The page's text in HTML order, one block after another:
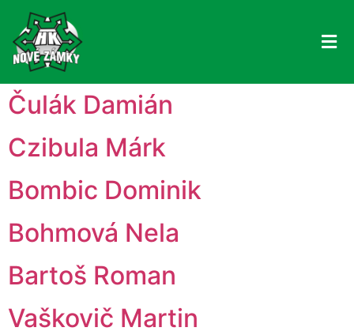
Čulák Damián
Czibula Márk
Bombic Dominik
Bohmová Nela
Bartoš Roman
Vaškovič Martin